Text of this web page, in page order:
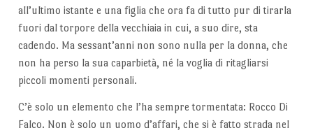
all’ultimo istante e una figlia che ora fa di tutto pur di tirarla
fuori dal torpore della vecchiaia in cui, a suo dire, sta
cadendo. Ma sessant’anni non sono nulla per la donna, che
non ha perso la sua caparbietà, né la voglia di ritagliarsi
piccoli momenti personali.
C’è solo un elemento che l’ha sempre tormentata: Rocco Di
Falco. Non è solo un uomo d’affari, che si è fatto strada nel